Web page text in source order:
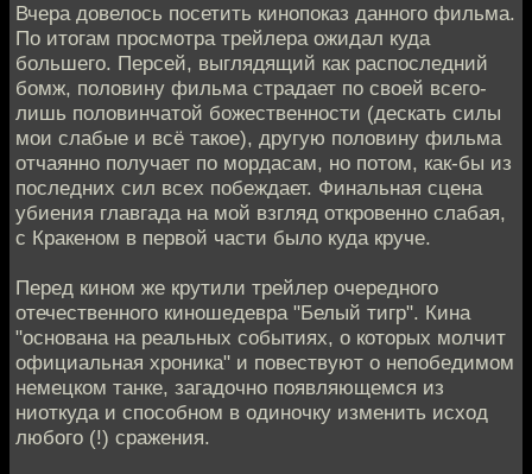
Вчера довелось посетить кинопоказ данного фильма.
По итогам просмотра трейлера ожидал куда
большего. Персей, выглядящий как распоследний
бомж, половину фильма страдает по своей всего-
лишь половинчатой божественности (дескать силы
мои слабые и всё такое), другую половину фильма
отчаянно получает по мордасам, но потом, как-бы из
последних сил всех побеждает. Финальная сцена
убиения главгада на мой взгляд откровенно слабая,
с Кракеном в первой части было куда круче.
Перед кином же крутили трейлер очередного
отечественного киношедевра "Белый тигр". Кина
"основана на реальных событиях, о которых молчит
официальная хроника" и повествуют о непобедимом
немецком танке, загадочно появляющемся из
ниоткуда и способном в одиночку изменить исход
любого (!) сражения.